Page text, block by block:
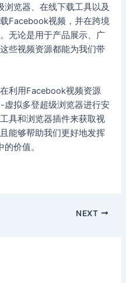
览器、在线下载工具以及
Facebook视频，并在跨境
无论是用于产品展示、广
些视频资源都能为我们带
利用Facebook视频资源
拟多登超级浏览器进行安
具和浏览器插件来获取视
能够帮助我们更好地发挥
价值。
NEXT